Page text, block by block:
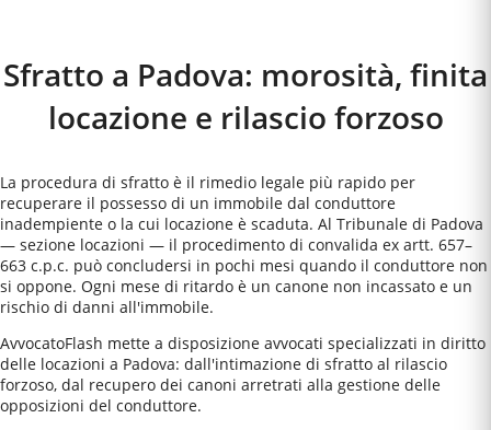
Sfratto a Padova: morosità, finita
locazione e rilascio forzoso
La procedura di sfratto è il rimedio legale più rapido per
recuperare il possesso di un immobile dal conduttore
inadempiente o la cui locazione è scaduta. Al Tribunale di Padova
— sezione locazioni — il procedimento di convalida ex artt. 657–
663 c.p.c. può concludersi in pochi mesi quando il conduttore non
si oppone. Ogni mese di ritardo è un canone non incassato e un
rischio di danni all'immobile.
AvvocatoFlash mette a disposizione avvocati specializzati in diritto
delle locazioni a Padova: dall'intimazione di sfratto al rilascio
forzoso, dal recupero dei canoni arretrati alla gestione delle
opposizioni del conduttore.